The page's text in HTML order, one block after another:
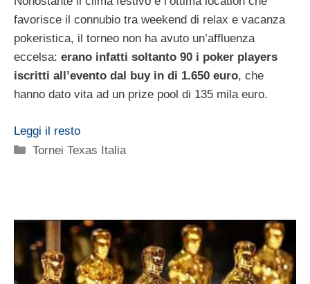
favorisce il connubio tra weekend di relax e vacanza
pokeristica, il torneo non ha avuto un’affluenza
eccelsa: erano infatti soltanto 90 i poker players
iscritti all’evento dal buy in di 1.650 euro, che
hanno dato vita ad un prize pool di 135 mila euro.
Leggi il resto
Categorie
Tornei Texas Italia